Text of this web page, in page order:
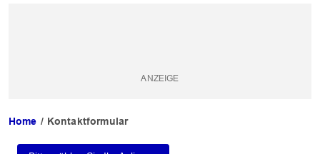
Home Kontaktformular